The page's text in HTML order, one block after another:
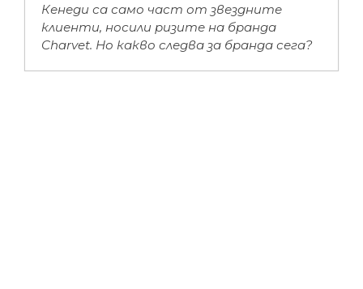
Кенеди са само част от звездните
клиенти, носили ризите на бранда
Charvet. Но какво следва за бранда сега?